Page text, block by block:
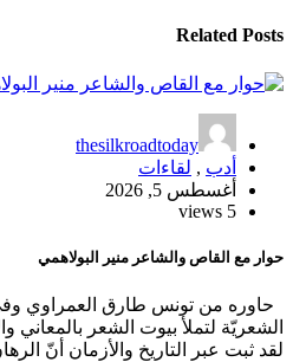
Related Posts
thesilkroadtoday
أدب , لقاءات
أغسطس 5, 2026
5 views
حوار مع القاص والشاعر منير البولاهمي
حاوره من تونس طارق العمراوي
الشعريّة لتملأ بيوت الشعر
لقد ثبت عبر التاريخ والأزمان أنّ